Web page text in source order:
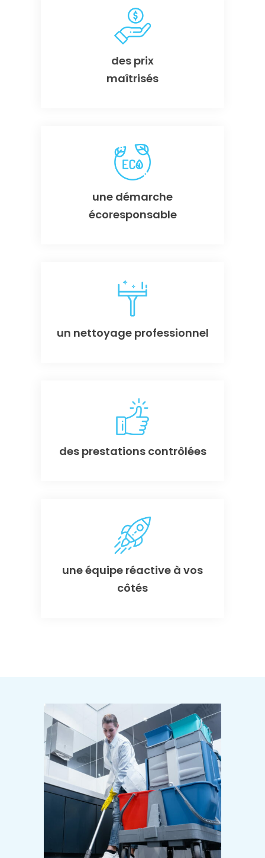
des prix
maîtrisés
une démarche
écoresponsable
un nettoyage professionnel
des prestations contrôlées
une équipe réactive à vos
côtés